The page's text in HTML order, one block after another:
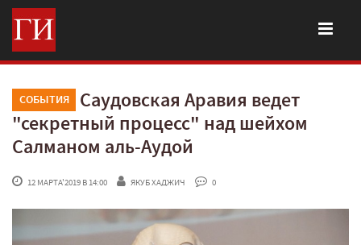
СОБЫТИЯ
Саудовская Аравия ведет
"секретный процесс" над шейхом
Салманом аль-Аудой
12 МАРТА'2019 В 14:00 ЯКУБ ХАДЖИЧ 0